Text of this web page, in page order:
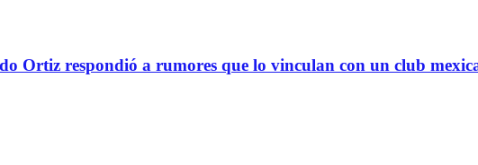
Ortiz respondió a rumores que lo vinculan con un club